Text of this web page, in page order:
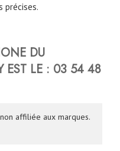
précises.
DU
EST LE : 03 54 48
affiliée aux marques.